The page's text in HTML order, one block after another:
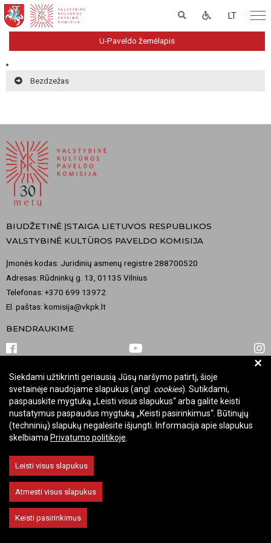
LT
U-Paveldo žemėlapis
Bezdzežas
BIUDŽETINĖ ĮSTAIGA LIETUVOS RESPUBLIKOS
VALSTYBINĖ KULTŪROS PAVELDO KOMISIJA
Įmonės kodas: Juridinių asmenų registre 288700520
Adresas: Rūdninkų g. 13, 01135 Vilnius
Telefonas: +370 699 13972
El. paštas: komisija@vkpk.lt
BENDRAUKIME
© 2026 Valstybinė kultūros paveldo komisija. Visos teisės saugomos.
Keisti slapukų nustatymus
+
Siekdami užtikrinti geriausią Jūsų naršymo patirtį, šioje
svetainėje naudojame slapukus (angl. cookies). Sutikdami,
paspauskite mygtuką „Leisti visus slapukus“ arba galite keisti
nustatymus paspaudus mygtuką „Keisti pasirinkimus“. Būtinųjų
(techninių) slapukų negalėsite išjungti. Informacija apie slapukus
skelbiama Privatumo politikoje
Leisti visus slapukus
Atmesti visus slapukus
Keisti pasirinkimus